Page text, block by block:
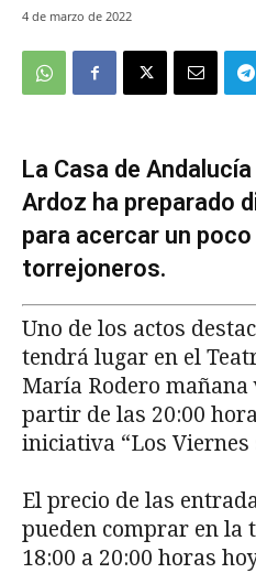
4 de marzo de 2022
La Casa de
Ardoz ha preparado
para acercar un
torrejoneros.
Uno de los actos
tendrá lugar en el
María Rodero
partir de las 20:00
iniciativa “Los Viernes
El precio de las
pueden comprar en la
18:00 a 20:00 horas